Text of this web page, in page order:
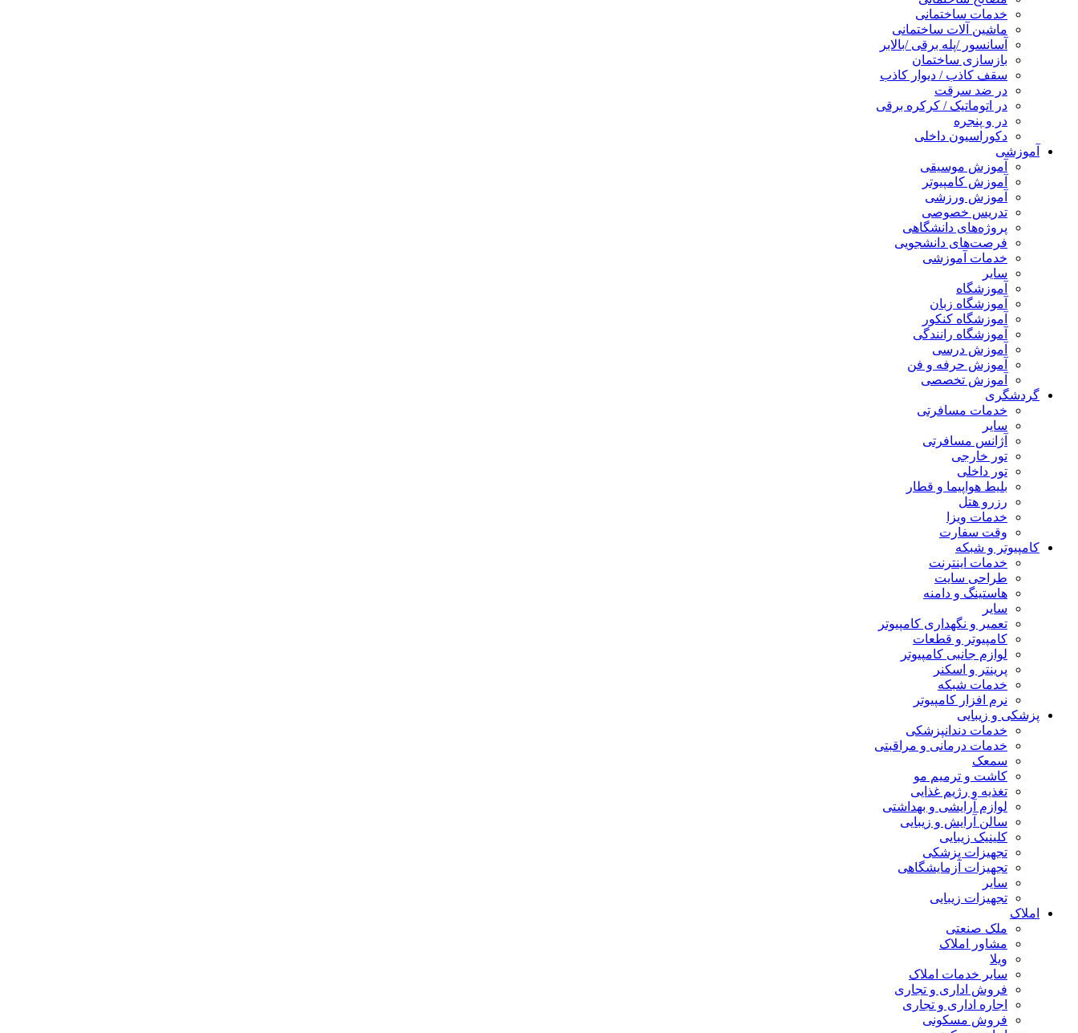
خدمات ساختمانی
ماشین آلات ساختمانی
آسانسور /پله برقی /بالابر
بازسازی ساختمان
سقف کاذب / دیوار کاذب
در ضد سرقت
در اتوماتیک / کرکره برقی
در و پنجره
دکوراسیون داخلی
آموزشی
آموزش موسیقی
آموزش کامپیوتر
آموزش ورزشی
تدریس خصوصی
پروژه‌های دانشگاهی
فرصت‌های دانشجویی
خدمات آموزشی
سایر
آموزشگاه
آموزشگاه زبان
آموزشگاه کنکور
آموزشگاه رانندگی
آموزش درسی
آموزش حرفه و فن
آموزش تخصصی
گردشگری
خدمات مسافرتی
سایر
آژانس مسافرتی
تور خارجی
تور داخلی
بلیط هواپیما و قطار
رزرو هتل
خدمات ویزا
وقت سفارت
کامپیوتر و شبکه
خدمات اینترنت
طراحی سایت
هاستینگ و دامنه
سایر
تعمیر و نگهداری کامپیوتر
کامپیوتر و قطعات
لوازم جانبی کامپیوتر
پرینتر و اسکنر
خدمات شبکه
نرم افزار کامپیوتر
پزشکی و زیبایی
خدمات دندانپزشکی
خدمات درمانی و مراقبتی
سمعک
کاشت و ترمیم مو
تغذیه و رژیم غذایی
لوازم آرایشی و بهداشتی
سالن آرایش و زیبایی
کلینیک زیبایی
تجهیزات پزشکی
تجهیزات آزمایشگاهی
سایر
تجهیزات زیبایی
املاک
ملک صنعتی
مشاور املاک
ویلا
سایر خدمات املاک
فروش اداری و تجاری
اجاره اداری و تجاری
فروش مسکونی